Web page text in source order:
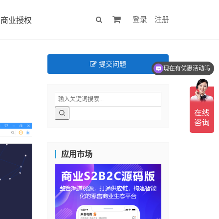
商业授权 登录 注册
提交问题
应用市场
现在有优惠活动吗